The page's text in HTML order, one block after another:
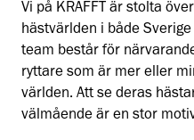
Vi på KRAFFT är stolta
hästvärlden i både Sverige
team består för
ryttare som är mer eller
världen. Att se deras
välmående är en stor